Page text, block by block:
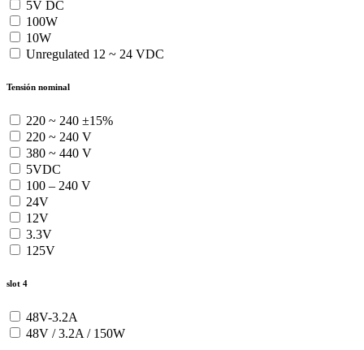
5V DC
100W
10W
Unregulated 12 ~ 24 VDC
Tensión nominal
220 ~ 240 ±15%
220 ~ 240 V
380 ~ 440 V
5VDC
100 – 240 V
24V
12V
3.3V
125V
slot 4
48V-3.2A
48V / 3.2A / 150W